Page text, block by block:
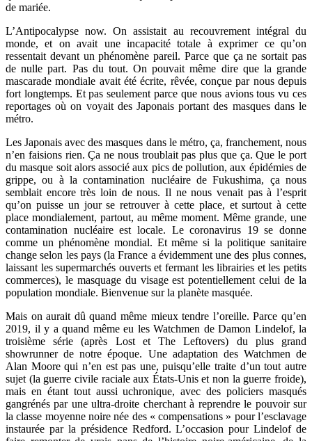
de mariée.
L’Antipocalypse now. On assistait au recouvrement intégral du
monde, et on avait une incapacité totale à exprimer ce qu’on
ressentait devant un phénomène pareil. Parce que ça ne sortait pas
de nulle part. Pas du tout. On pouvait même dire que la grande
mascarade mondiale avait été écrite, rêvée, conçue par nous depuis
fort longtemps. Et pas seulement parce que nous avions tous vu ces
reportages où on voyait des Japonais portant des masques dans le
métro.
Les Japonais avec des masques dans le métro, ça, franchement, nous
n’en faisions rien. Ça ne nous troublait pas plus que ça. Que le port
du masque soit alors associé aux pics de pollution, aux épidémies de
grippe, ou à la contamination nucléaire de Fukushima, ça nous
semblait encore très loin de nous. Il ne nous venait pas à l’esprit
qu’on puisse un jour se retrouver à cette place, et surtout à cette
place mondialement, partout, au même moment. Même grande, une
contamination nucléaire est locale. Le coronavirus 19 se donne
comme un phénomène mondial. Et même si la politique sanitaire
change selon les pays (la France a évidemment une des plus connes,
laissant les supermarchés ouverts et fermant les librairies et les petits
commerces), le masquage du visage est potentiellement celui de la
population mondiale. Bienvenue sur la planète masquée.
Mais on aurait dû quand même mieux tendre l’oreille. Parce qu’en
2019, il y a quand même eu les Watchmen de Damon Lindelof, la
troisième série (après Lost et The Leftovers) du plus grand
showrunner de notre époque. Une adaptation des Watchmen de
Alan Moore qui n’en est pas une, puisqu’elle traite d’un tout autre
sujet (la guerre civile raciale aux États-Unis et non la guerre froide),
mais en étant tout aussi uchronique, avec des policiers masqués
gangrénés par une ultra-droite cherchant à reprendre le pouvoir sur
la classe moyenne noire née des « compensations » pour l’esclavage
instaurée par la présidence Redford. L’occasion pour Lindelof de